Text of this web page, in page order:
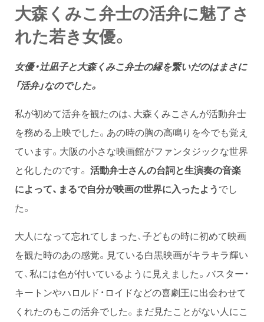
大森くみこ弁士の活弁に魅了さ
れた若き女優。
女優・辻凪子と大森くみこ弁士の縁を繋いだのはまさに
「活弁」なのでした。
私が初めて活弁を観たのは、大森くみこさんが活動弁士
を務める上映でした。あの時の胸の高鳴りを今でも覚え
ています。大阪の小さな映画館がファンタジックな世界
と化したのです。 活動弁士さんの台詞と生演奏の音楽
によって、まるで自分が映画の世界に入ったようでし
た。
大人になって忘れてしまった、子どもの時に初めて映画
を観た時のあの感覚。見ている白黒映画がキラキラ輝い
て、私には色が付いているように見えました。バスター・
キートンやハロルド・ロイドなどの喜劇王に出会わせて
くれたのもこの活弁でした。まだ見たことがない人にこ